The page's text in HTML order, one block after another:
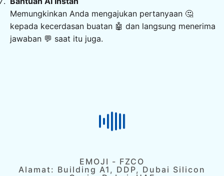
Memungkinkan Anda mengajukan pertanyaan 🤔
kepada kecerdasan buatan 🤖 dan langsung menerima
jawaban 💬 saat itu juga.
EMOJI - FZCO
Alamat: Building A1, DDP, Dubai Silicon